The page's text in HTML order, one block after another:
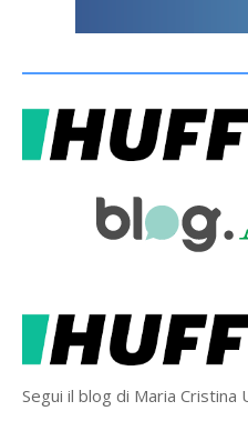
Segui il blog di Maria